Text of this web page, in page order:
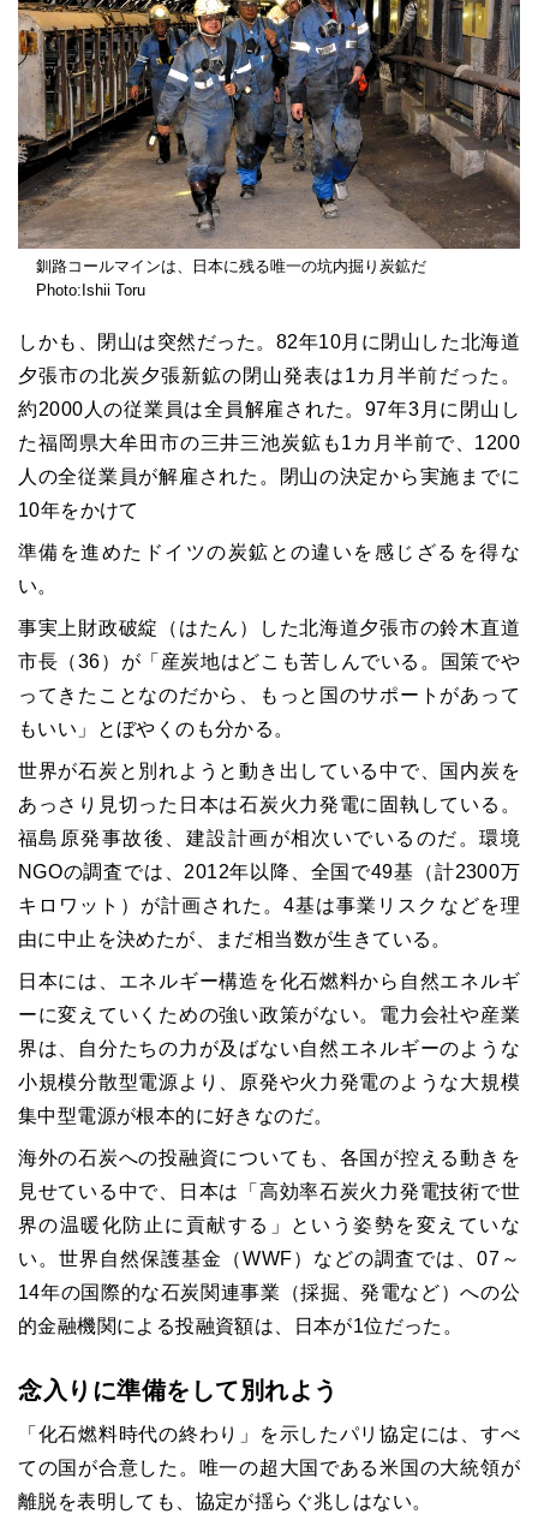
釧路コールマインは、日本に残る唯一の坑内掘り炭鉱だ
Photo:Ishii Toru
しかも、閉山は突然だった。82年10月に閉山した北海道
夕張市の北炭夕張新鉱の閉山発表は1カ月半前だった。
約2000人の従業員は全員解雇された。97年3月に閉山し
た福岡県大牟田市の三井三池炭鉱も1カ月半前で、1200
人の全従業員が解雇された。閉山の決定から実施までに
10年をかけて
準備を進めたドイツの炭鉱との違いを感じざるを得な
い。
事実上財政破綻（はたん）した北海道夕張市の鈴木直道
市長（36）が「産炭地はどこも苦しんでいる。国策でや
ってきたことなのだから、もっと国のサポートがあって
もいい」とぼやくのも分かる。
世界が石炭と別れようと動き出している中で、国内炭を
あっさり見切った日本は石炭火力発電に固執している。
福島原発事故後、建設計画が相次いでいるのだ。環境
NGOの調査では、2012年以降、全国で49基（計2300万
キロワット）が計画された。4基は事業リスクなどを理
由に中止を決めたが、まだ相当数が生きている。
日本には、エネルギー構造を化石燃料から自然エネルギ
ーに変えていくための強い政策がない。電力会社や産業
界は、自分たちの力が及ばない自然エネルギーのような
小規模分散型電源より、原発や火力発電のような大規模
集中型電源が根本的に好きなのだ。
海外の石炭への投融資についても、各国が控える動きを
見せている中で、日本は「高効率石炭火力発電技術で世
界の温暖化防止に貢献する」という姿勢を変えていな
い。世界自然保護基金（WWF）などの調査では、07～
14年の国際的な石炭関連事業（採掘、発電など）への公
的金融機関による投融資額は、日本が1位だった。
念入りに準備をして別れよう
「化石燃料時代の終わり」を示したパリ協定には、すべ
ての国が合意した。唯一の超大国である米国の大統領が
離脱を表明しても、協定が揺らぐ兆しはない。